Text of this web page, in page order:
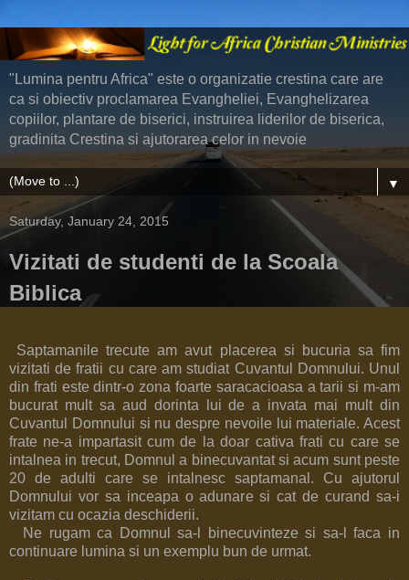
"Lumina pentru Africa" este o organizatie crestina care are
ca si obiectiv proclamarea Evangheliei, Evanghelizarea
copiilor, plantare de biserici, instruirea liderilor de biserica,
gradinita Crestina si ajutorarea celor in nevoie
▼
Saturday, January 24, 2015
Vizitati de studenti de la Scoala
Biblica
Saptamanile trecute am avut placerea si bucuria sa fim
vizitati de fratii cu care am studiat Cuvantul Domnului. Unul
din frati este dintr-o zona foarte saracacioasa a tarii si m-am
bucurat mult sa aud dorinta lui de a invata mai mult din
Cuvantul Domnului si nu despre nevoile lui materiale. Acest
frate ne-a impartasit cum de la doar cativa frati cu care se
intalnea in trecut, Domnul a binecuvantat si acum sunt peste
20 de adulti care se intalnesc saptamanal. Cu ajutorul
Domnului vor sa inceapa o adunare si cat de curand sa-i
vizitam cu ocazia deschiderii.
Ne rugam ca Domnul sa-l binecuvinteze si sa-l faca in
continuare lumina si un exemplu bun de urmat.